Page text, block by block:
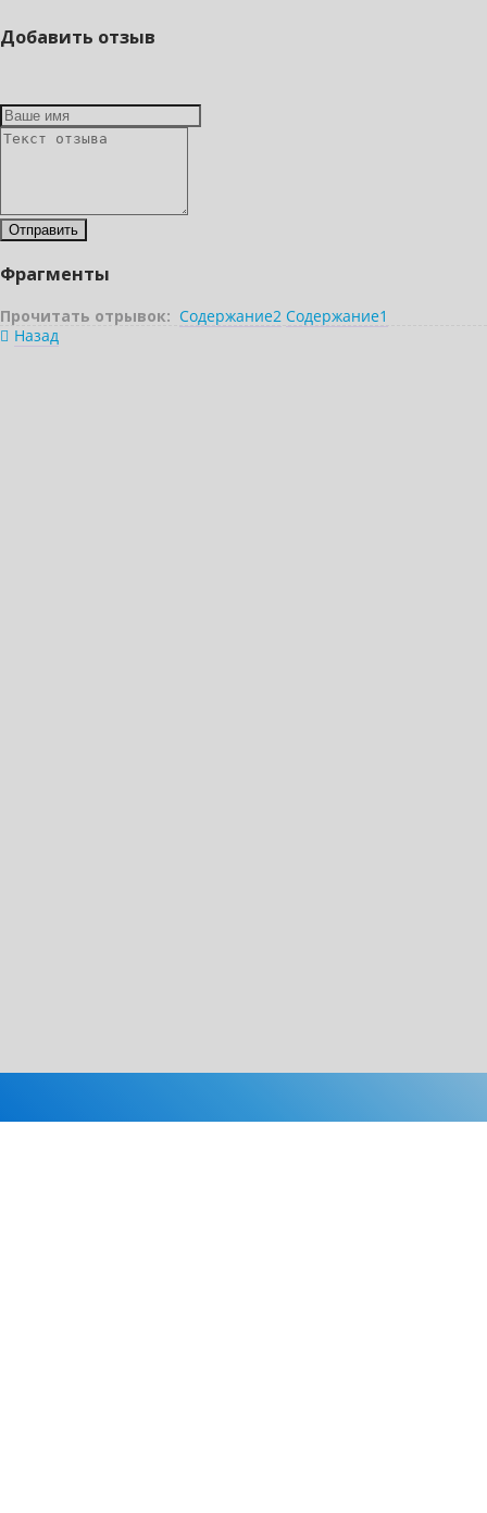
Добавить отзыв
Фрагменты
Прочитать отрывок: Содержание2 Содержание1
Назад